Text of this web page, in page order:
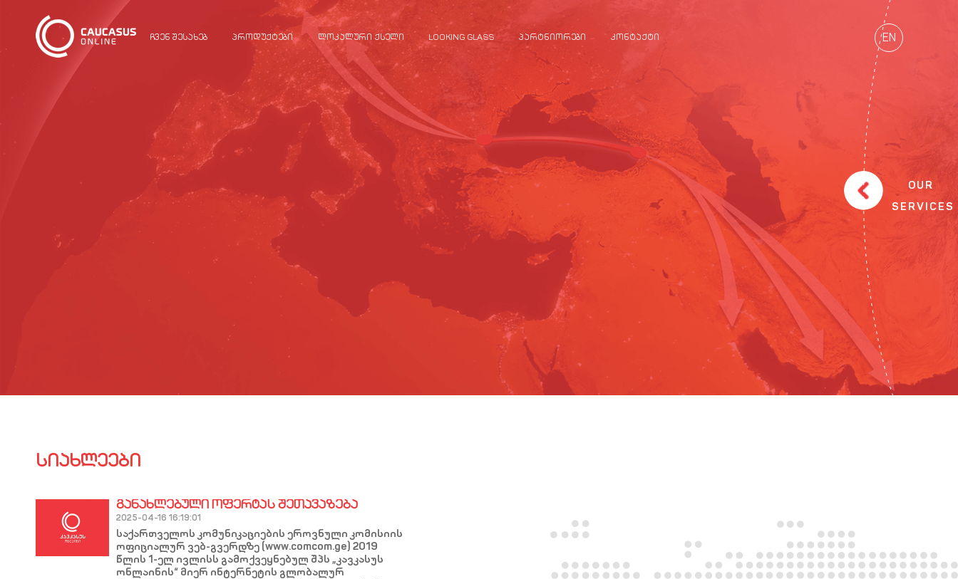
ᲩᲕᲔᲜ ᲨᲔᲡᲐᲮᲔᲑ ᲞᲠᲝᲓᲣᲥᲢᲔᲑᲘ ᲚᲝᲙᲐᲚᲣᲠᲘ ᲥᲡᲔᲚᲘ LOOKING GLASS ᲞᲐᲠᲢᲜᲘᲝᲠᲔᲑᲘ ᲙᲝᲜᲢᲐᲥᲢᲘ EN
OUR
SERVICES
ᲡᲘᲐᲮᲚᲔᲔᲑᲘ
ᲒᲐᲜᲐᲮᲚᲔᲑᲣᲚᲘ ᲝᲤᲔᲠᲢᲐᲡ ᲨᲔᲗᲐᲕᲐᲖᲔᲑᲐ
2025-04-16 16:19:01
საქართველოს კომუნიკაციების ეროვნული კომისიის
ოფიციალურ ვებ-გვერდზე (www.comcom.ge) 2019
წლის 1-ელ ივლისს გამოქვეყნებულ შპს „კავკასუს
ონლაინის“ მიერ ინტერნეტის გლობალურ